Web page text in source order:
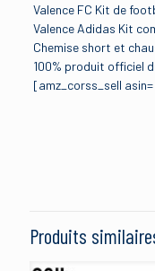
Valence FC Kit de
Valence Adidas Kit
Chemise short et
100% produit officiel
[amz_corss_sell
“VALENCIA FC
CHEMISE 2015-
Produits